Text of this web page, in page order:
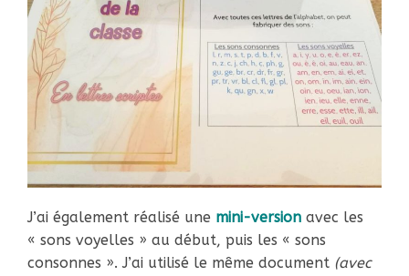
J’ai également réalisé une mini-version avec les
« sons voyelles » au début, puis les « sons
consonnes ». J’ai utilisé le même document (avec